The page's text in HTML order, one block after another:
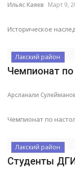
Ильяс Каяев Март 9,
Историческое
Лакский район
Чемпионат
Арсланали
Чемпионат по
Лакский район
Студенты